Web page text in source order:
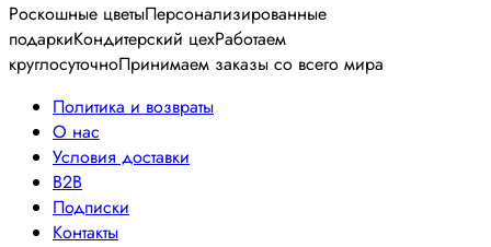
Роскошные цветыПерсонализированные
подаркиКондитерский цехРаботаем
круглосуточноПринимаем заказы со всего мира
Политика и возвраты
О нас
Условия доставки
B2B
Подписки
Контакты